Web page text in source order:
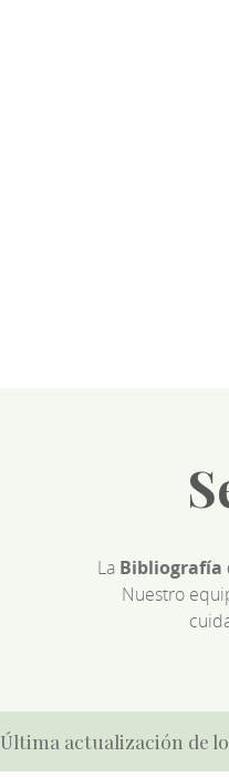
La Bibliografía
Nuestro
Última actualización de